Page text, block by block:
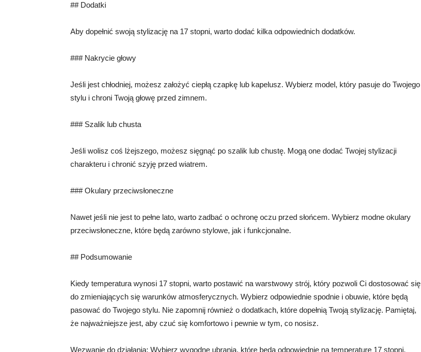
## Dodatki
Aby dopełnić swoją stylizację na 17 stopni, warto dodać kilka odpowiednich dodatków.
### Nakrycie głowy
Jeśli jest chłodniej, możesz założyć ciepłą czapkę lub kapelusz. Wybierz model, który pasuje do Twojego
stylu i chroni Twoją głowę przed zimnem.
### Szalik lub chusta
Jeśli wolisz coś lżejszego, możesz sięgnąć po szalik lub chustę. Mogą one dodać Twojej stylizacji
charakteru i chronić szyję przed wiatrem.
### Okulary przeciwsłoneczne
Nawet jeśli nie jest to pełne lato, warto zadbać o ochronę oczu przed słońcem. Wybierz modne okulary
przeciwsłoneczne, które będą zarówno stylowe, jak i funkcjonalne.
## Podsumowanie
Kiedy temperatura wynosi 17 stopni, warto postawić na warstwowy strój, który pozwoli Ci dostosować się
do zmieniających się warunków atmosferycznych. Wybierz odpowiednie spodnie i obuwie, które będą
pasować do Twojego stylu. Nie zapomnij również o dodatkach, które dopełnią Twoją stylizację. Pamiętaj,
że najważniejsze jest, aby czuć się komfortowo i pewnie w tym, co nosisz.
Wezwanie do działania: Wybierz wygodne ubrania, które będą odpowiednie na temperaturę 17 stopni.